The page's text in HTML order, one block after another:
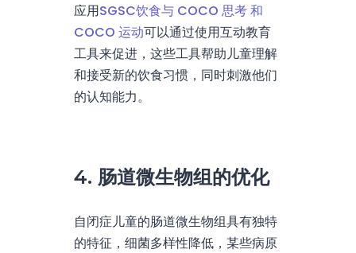
应用SGSC饮食与 COCO 思考 和
COCO 运动可以通过使用互动教育
工具来促进，这些工具帮助儿童理解
和接受新的饮食习惯，同时刺激他们
的认知能力。
4. 肠道微生物组的优化
自闭症儿童的肠道微生物组具有独特
的特征，细菌多样性降低，某些病原